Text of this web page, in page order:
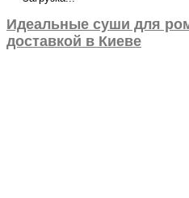
Идеальные суши для
доставкой в Киеве